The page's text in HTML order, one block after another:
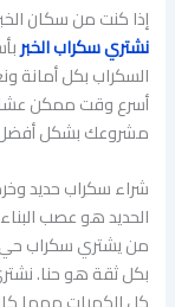
إذا كنت من سكان
نشتري سكراب الخبر
السكراب بكل أمانة
أسرع وقت ممكن
مشروعك بشكل أفضل
شراء سكراب حديد
الحديد هو عصب
من يشتري سكراب حي
بكل ثقة هو حنا.